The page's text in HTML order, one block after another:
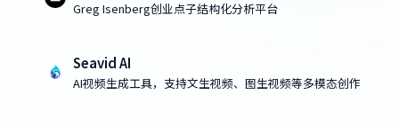
Greg Isenberg创业点子结构化分析平台
Seavid AI
AI视频生成工具，支持文生视频、图生视频等多模态创作